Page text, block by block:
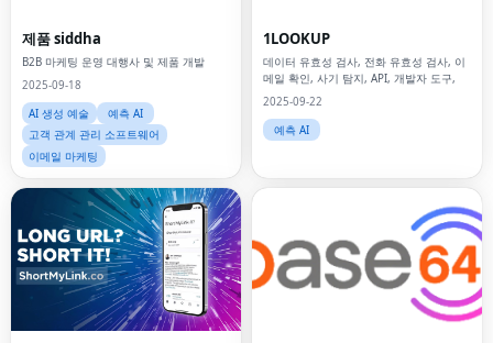
제품 siddha
B2B 마케팅 운영 대행사 및 제품 개발
2025-09-18
AI 생성 예술
예측 AI
고객 관계 관리 소프트웨어
이메일 마케팅
1LOOKUP
데이터 유효성 검사, 전화 유효성 검사, 이
메일 확인, 사기 탐지, API, 개발자 도구,
2025-09-22
예측 AI